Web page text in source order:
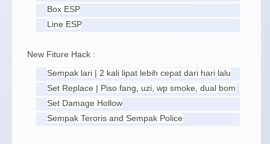
Box ESP
Line ESP
New Fiture Hack :
Sempak lari | 2 kali lipat lebih cepat dari hari lalu
Set Replace | Piso fang, uzi, wp smoke, dual bom
Set Damage Hollow
Sempak Teroris and Sempak Police